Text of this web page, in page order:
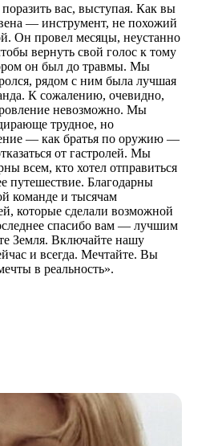
вас, выступая. Как вы
— инструмент, не похожий
Он провел месяцы, неустанно
вернуть свой голос к тому
он был до травмы. Мы
рядом с ним была лучшая
К сожалению, очевидно,
невозможно. Мы
трудное, но
— как братья по оружию —
от гастролей. Мы
всем, кто хотел отправиться
путешествие. Благодарны
команде и тысячам
которые сделали возможной
спасибо вам — лучшим
Земля. Включайте нашу
и всегда. Мечтайте. Вы
в реальность».